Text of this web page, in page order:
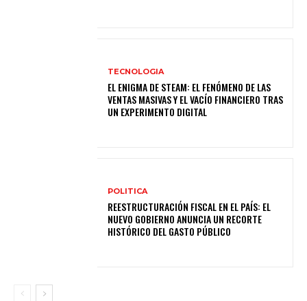
TECNOLOGIA
EL ENIGMA DE STEAM: EL FENÓMENO DE LAS
VENTAS MASIVAS Y EL VACÍO FINANCIERO TRAS
UN EXPERIMENTO DIGITAL
POLITICA
REESTRUCTURACIÓN FISCAL EN EL PAÍS: EL
NUEVO GOBIERNO ANUNCIA UN RECORTE
HISTÓRICO DEL GASTO PÚBLICO